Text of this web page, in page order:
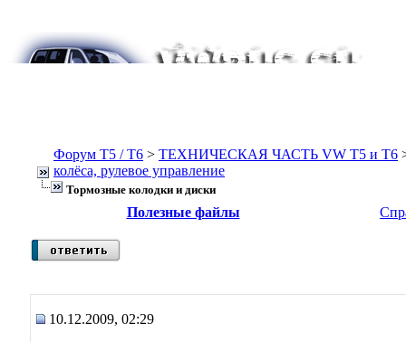
Форум Т5 / T6 > ТЕХНИЧЕСКАЯ ЧАСТЬ VW T5 и T6
колёса, рулевое управление
Тормозные колодки и диски
Полезные файлы
10.12.2009, 02:29